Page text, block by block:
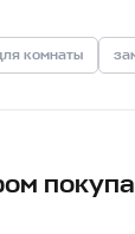
комнаты